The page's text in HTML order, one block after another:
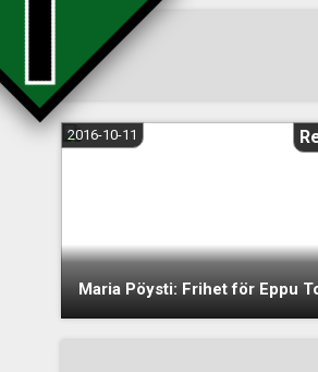
Maria Pöysti: Frihet för Eppu
2016-10-11